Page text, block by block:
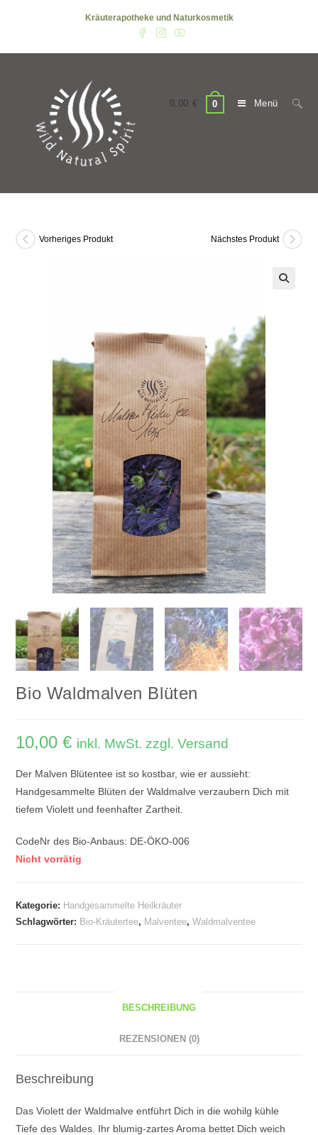
Kräuterapotheke und Naturkosmetik
0,00 € 0 Menü
Vorheriges Produkt Nächstes Produkt
Bio Waldmalven Blüten
10,00€ inkl. MwSt. zzgl. Versand
Der Malven Blütentee ist so kostbar, wie er aussieht:
Handgesammelte Blüten der Waldmalve verzaubern Dich mit
tiefem Violett und feenhafter Zartheit.
CodeNr des Bio-Anbaus: DE-ÖKO-006
Nicht vorrätig
Kategorie: Handgesammelte Heilkräuter
Schlagwörter: Bio-Kräutertee, Malventee,Waldmalventee
BESCHREIBUNG
REZENSIONEN (0)
Beschreibung
Das Violett der Waldmalve entführt Dich in die wohilg kühle
Tiefe des Waldes. Ihr blumig-zartes Aroma bettet Dich weich